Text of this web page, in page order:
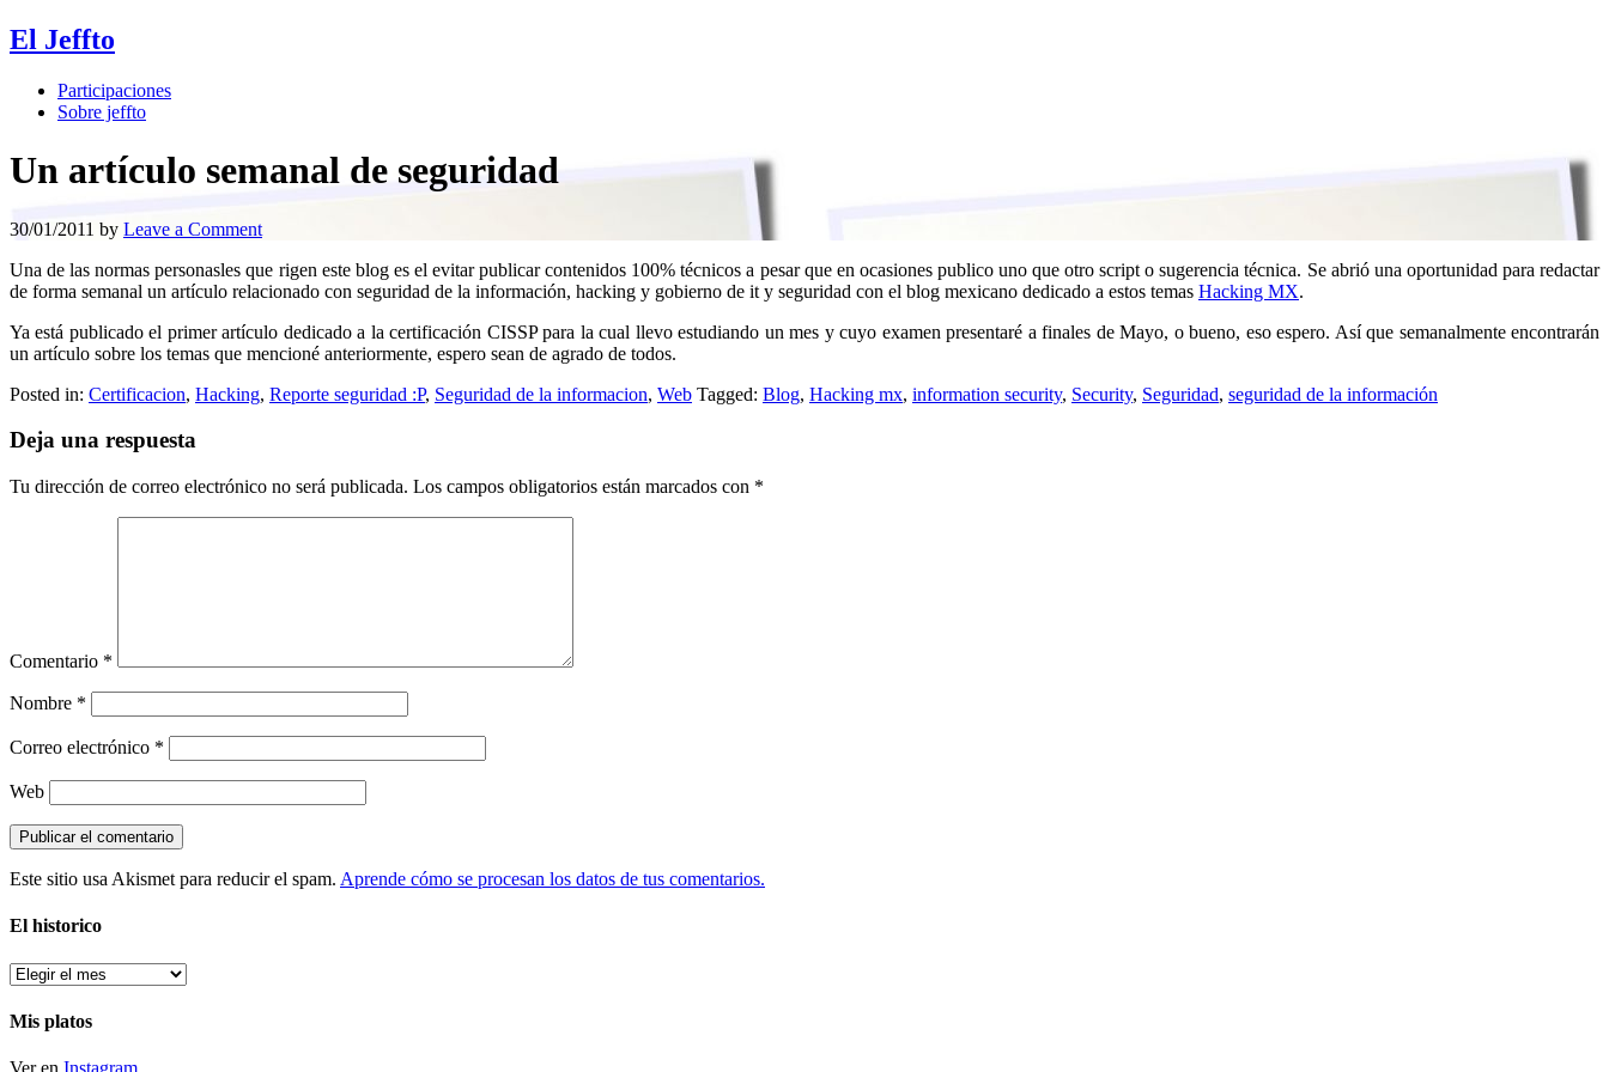
El Jeffto
Participaciones
Sobre jeffto
Un artículo semanal de seguridad
30/01/2011 by Leave a Comment
Una de las normas personasles que rigen este blog es el evitar publicar contenidos 100% técnicos a pesar que en ocasiones publico uno que otro script o sugerencia técnica. Se abrió una oportunidad para redactar
de forma semanal un artículo relacionado con seguridad de la información, hacking y gobierno de it y seguridad con el blog mexicano dedicado a estos temas Hacking MX.
Ya está publicado el primer artículo dedicado a la certificación CISSP para la cual llevo estudiando un mes y cuyo examen presentaré a finales de Mayo, o bueno, eso espero. Así que semanalmente encontrarán
un artículo sobre los temas que mencioné anteriormente, espero sean de agrado de todos.
Posted in: Certificacion, Hacking, Reporte seguridad :P, Seguridad de la informacion, Web Tagged: Blog, Hacking mx, information security, Security, Seguridad, seguridad de la información
Deja una respuesta
Tu dirección de correo electrónico no será publicada. Los campos obligatorios están marcados con *
Comentario *
Nombre *
Correo electrónico *
Web
Este sitio usa Akismet para reducir el spam. Aprende cómo se procesan los datos de tus comentarios.
El historico
El
Mis platos